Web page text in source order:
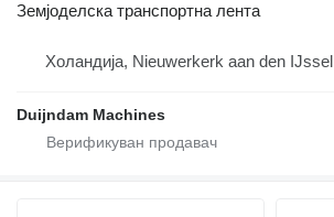
Земјоделска транспортна лента
Холандија, Nieuwerkerk aan den IJssel
Duijndam Machines